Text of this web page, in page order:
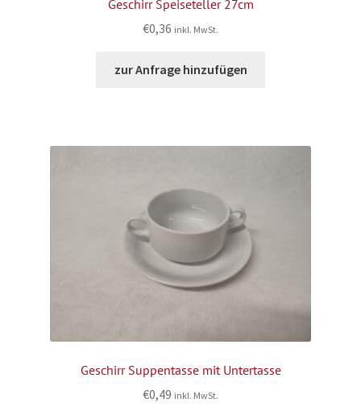
Geschirr Speiseteller 27cm
€0,36 inkl. MwSt.
zur Anfrage hinzufügen
Geschirr Suppentasse mit Untertasse
€0,49 inkl. MwSt.